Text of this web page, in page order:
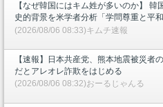
【なぜ韓国にはキム姓が多いのか】
史的背景を米学者分析「学問尊重と平
(2026/08/06 08:33)キムチ速報
【速報】日本共産党、熊本地震被災者
だとアレオレ詐欺をはじめる
(2026/08/06 08:32)おーるじゃんる